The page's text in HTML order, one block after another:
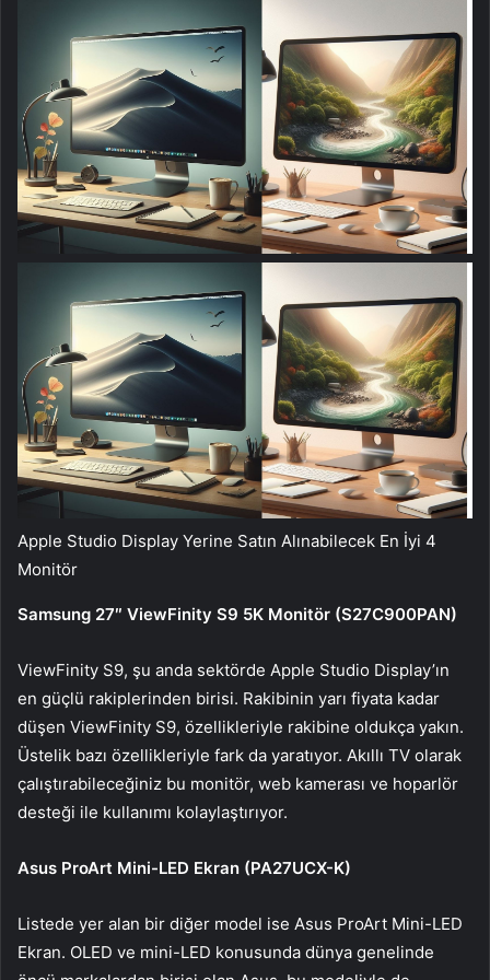
Apple Studio Display Yerine Satın Alınabilecek En İyi 4
Monitör
Samsung 27″ ViewFinity S9 5K Monitör (S27C900PAN)
ViewFinity S9, şu anda sektörde Apple Studio Display’ın
en güçlü rakiplerinden birisi. Rakibinin yarı fiyata kadar
düşen ViewFinity S9, özellikleriyle rakibine oldukça yakın.
Üstelik bazı özellikleriyle fark da yaratıyor. Akıllı TV olarak
çalıştırabileceğiniz bu monitör, web kamerası ve hoparlör
desteği ile kullanımı kolaylaştırıyor.
Asus ProArt Mini-LED Ekran (PA27UCX-K)
Listede yer alan bir diğer model ise Asus ProArt Mini-LED
Ekran. OLED ve mini-LED konusunda dünya genelinde